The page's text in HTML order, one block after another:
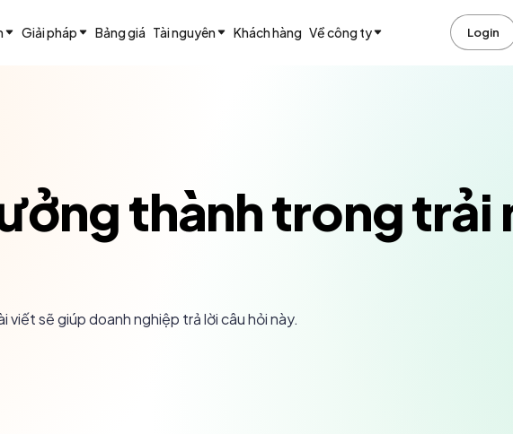
Giải pháp Bảng giá Tài nguyên Khách hàng Về công ty Login
thành trong trải
sẽ giúp doanh nghiệp trả lời câu hỏi này.